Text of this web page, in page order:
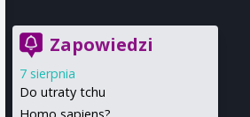
Zapowiedzi
7 sierpnia
Do utraty tchu